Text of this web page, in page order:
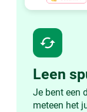
cached
Leen
Je bent een
meteen het